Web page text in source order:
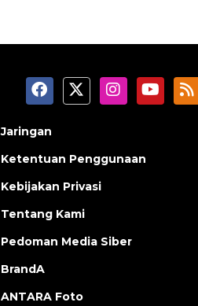
Jaringan
Ketentuan Penggunaan
Kebijakan Privasi
Tentang Kami
Pedoman Media Siber
BrandA
ANTARA Foto